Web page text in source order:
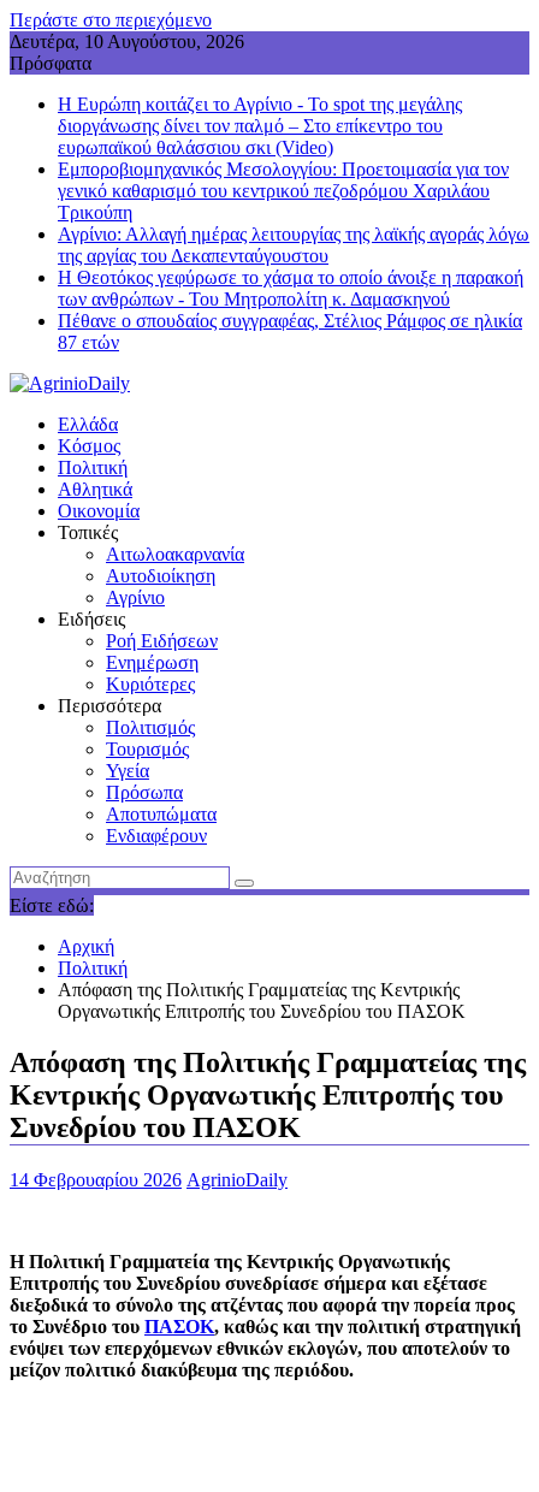
Περάστε στο περιεχόμενο
Δευτέρα, 10 Αυγούστου, 2026
Πρόσφατα
Η Ευρώπη κοιτάζει το Αγρίνιο - Το spot της μεγάλης
διοργάνωσης δίνει τον παλμό – Στο επίκεντρο του
ευρωπαϊκού θαλάσσιου σκι (Video)
Εμποροβιομηχανικός Μεσολογγίου: Προετοιμασία για τον
γενικό καθαρισμό του κεντρικού πεζοδρόμου Χαριλάου
Τρικούπη
Αγρίνιο: Αλλαγή ημέρας λειτουργίας της λαϊκής αγοράς λόγω
της αργίας του Δεκαπενταύγουστου
Η Θεοτόκος γεφύρωσε το χάσμα το οποίο άνοιξε η παρακοή
των ανθρώπων - Του Μητροπολίτη κ. Δαμασκηνού
Πέθανε ο σπουδαίος συγγραφέας, Στέλιος Ράμφος σε ηλικία
87 ετών
Ελλάδα
Κόσμος
Πολιτική
Αθλητικά
Οικονομία
Τοπικές
Αιτωλοακαρνανία
Αυτοδιοίκηση
Αγρίνιο
Ειδήσεις
Ροή Ειδήσεων
Ενημέρωση
Κυριότερες
Περισσότερα
Πολιτισμός
Τουρισμός
Υγεία
Πρόσωπα
Αποτυπώματα
Ενδιαφέρουν
Είστε εδώ:
Αρχική
Πολιτική
Απόφαση της Πολιτικής Γραμματείας της Κεντρικής
Οργανωτικής Επιτροπής του Συνεδρίου του ΠΑΣΟΚ
Απόφαση της Πολιτικής Γραμματείας της
Κεντρικής Οργανωτικής Επιτροπής του
Συνεδρίου του ΠΑΣΟΚ
14 Φεβρουαρίου 2026 AgrinioDaily
Η Πολιτική Γραμματεία της Κεντρικής Οργανωτικής
Επιτροπής του Συνεδρίου συνεδρίασε σήμερα και εξέτασε
διεξοδικά το σύνολο της ατζέντας που αφορά την πορεία προς
το Συνέδριο του ΠΑΣΟΚ, καθώς και την πολιτική στρατηγική
ενόψει των επερχόμενων εθνικών εκλογών, που αποτελούν το
μείζον πολιτικό διακύβευμα της περιόδου.